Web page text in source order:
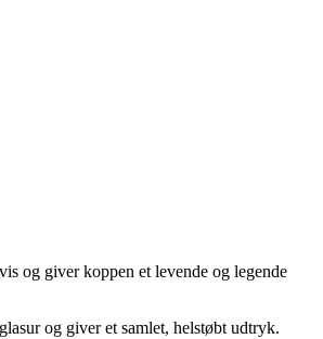
og giver koppen et levende og legende
og giver et samlet, helstøbt udtryk.